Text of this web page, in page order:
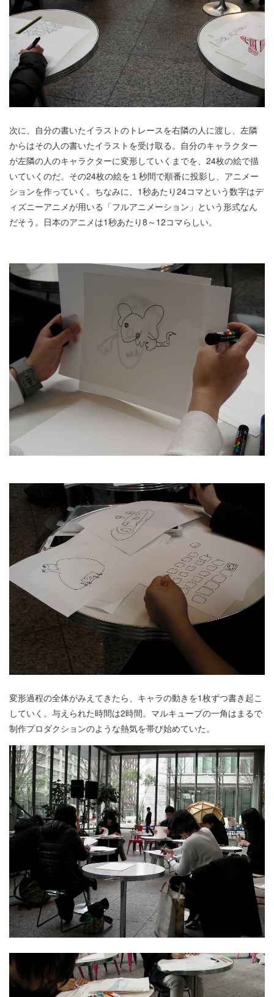
次に、自分の書いたイラストのトレースを右隣の人に渡し、左隣
からはその人の書いたイラストを受け取る。自分のキャラクター
が左隣の人のキャラクターに変形していくまでを、24枚の絵で描
いていくのだ。その24枚の絵を１秒間で順番に投影し、アニメー
ションを作っていく。ちなみに、1秒あたり24コマという数字はデ
ィズニーアニメが用いる「フルアニメーション」という形式なん
だそう。日本のアニメは1秒あたり8～12コマらしい。
変形過程の全体がみえてきたら、キャラの動きを1枚ずつ書き起こ
していく。与えられた時間は2時間。マルキューブの一角はまるで
制作プロダクションのような熱気を帯び始めていた。